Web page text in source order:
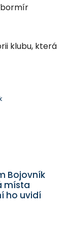
klubu, která
Bojovník
místa
ho uvidí